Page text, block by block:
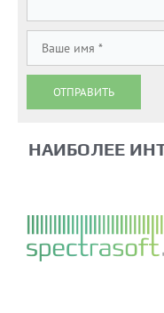
ОТПРАВИТЬ
НАИБОЛЕЕ